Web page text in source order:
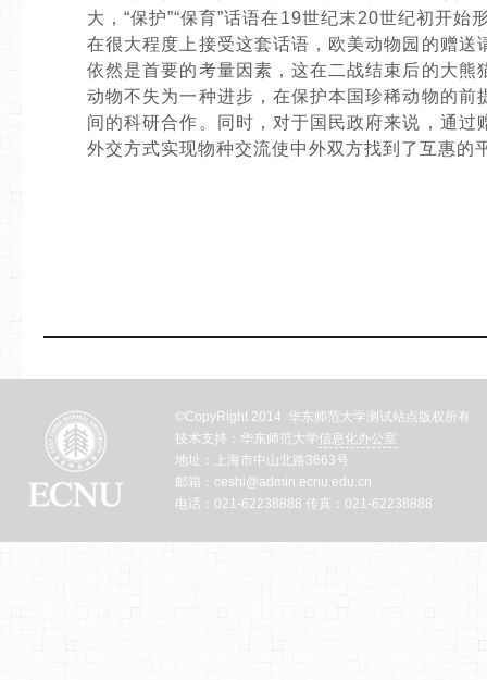
大，“保护”“保育”话语在19世纪末20世纪初开
在很大程度上接受这套话语，欧美动物园的赠
依然是首要的考量因素，这在二战结束后的大
动物不失为一种进步，在保护本国珍稀动物的
间的科研合作。同时，对于国民政府来说，通
外交方式实现物种交流使中外双方找到了互惠
©CopyRight 2014 华东师范大学测试站点版权所有
技术支持：华东师范大学信息化办公室
地址：上海市中山北路3663号
邮箱：ceshi@admin.ecnu.edu.cn
电话：021-62238888 传真：021-62238888